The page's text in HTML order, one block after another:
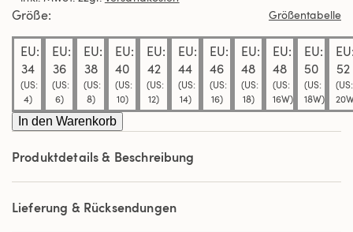
Durchschnittswert
Bewertung.
Read
Review.
Link
auf
derselben
Seite.
Größe Größentabelle
EU:
34
(US:
4)
EU:
36
(US:
6)
EU:
38
(US:
8)
EU:
40
(US:
10)
EU:
42
(US:
12)
EU:
44
(US:
14)
EU:
46
(US:
16)
EU:
48
(US:
18)
EU:
48
(US:
16W)
EU:
50
(US:
18W)
52
(US:
In den Warenkorb
Produktdetails & Beschreibung
Lieferung & Rücksendungen